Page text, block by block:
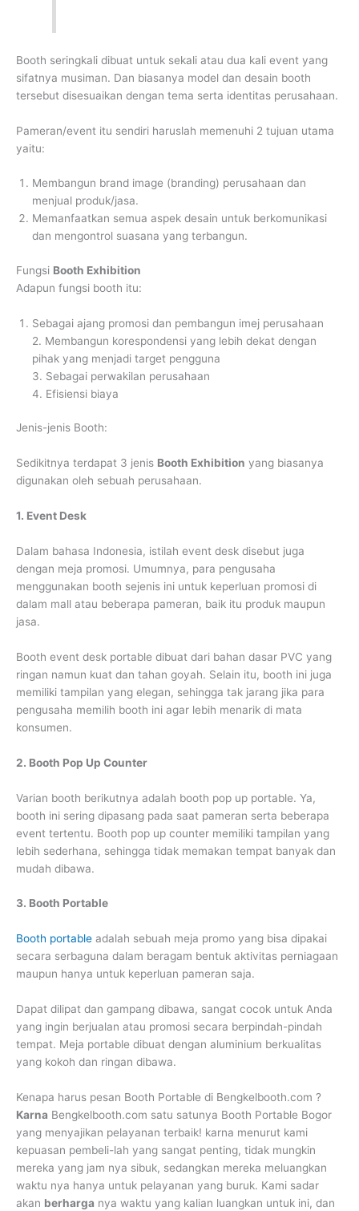
Booth seringkali dibuat untuk sekali atau dua kali event yang
sifatnya musiman. Dan biasanya model dan desain booth
tersebut disesuaikan dengan tema serta identitas perusahaan.
Pameran/event itu sendiri haruslah memenuhi 2 tujuan utama
yaitu:
Membangun brand image (branding) perusahaan dan
menjual produk/jasa.
Memanfaatkan semua aspek desain untuk berkomunikasi
dan mengontrol suasana yang terbangun.
Fungsi Booth Exhibition
Adapun fungsi booth itu:
Sebagai ajang promosi dan pembangun imej perusahaan
2. Membangun korespondensi yang lebih dekat dengan
pihak yang menjadi target pengguna
3. Sebagai perwakilan perusahaan
4. Efisiensi biaya
Jenis-jenis Booth:
Sedikitnya terdapat 3 jenis Booth Exhibition yang biasanya
digunakan oleh sebuah perusahaan.
1. Event Desk
Dalam bahasa Indonesia, istilah event desk disebut juga
dengan meja promosi. Umumnya, para pengusaha
menggunakan booth sejenis ini untuk keperluan promosi di
dalam mall atau beberapa pameran, baik itu produk maupun
jasa.
Booth event desk portable dibuat dari bahan dasar PVC yang
ringan namun kuat dan tahan goyah. Selain itu, booth ini juga
memiliki tampilan yang elegan, sehingga tak jarang jika para
pengusaha memilih booth ini agar lebih menarik di mata
konsumen.
2. Booth Pop Up Counter
Varian booth berikutnya adalah booth pop up portable. Ya,
booth ini sering dipasang pada saat pameran serta beberapa
event tertentu. Booth pop up counter memiliki tampilan yang
lebih sederhana, sehingga tidak memakan tempat banyak dan
mudah dibawa.
3. Booth Portable
Booth portable adalah sebuah meja promo yang bisa dipakai
secara serbaguna dalam beragam bentuk aktivitas perniagaan
maupun hanya untuk keperluan pameran saja.
Dapat dilipat dan gampang dibawa, sangat cocok untuk Anda
yang ingin berjualan atau promosi secara berpindah-pindah
tempat. Meja portable dibuat dengan aluminium berkualitas
yang kokoh dan ringan dibawa.
Kenapa harus pesan Booth Portable di Bengkelbooth.com ?
Karna Bengkelbooth.com satu satunya Booth Portable Bogor
yang menyajikan pelayanan terbaik! karna menurut kami
kepuasan pembeli-lah yang sangat penting, tidak mungkin
mereka yang jam nya sibuk, sedangkan mereka meluangkan
waktu nya hanya untuk pelayanan yang buruk. Kami sadar
akan berharga nya waktu yang kalian luangkan untuk ini, dan